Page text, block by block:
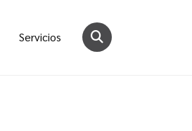
Servicios